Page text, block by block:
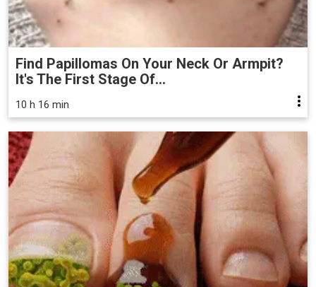
Find Papillomas On Your Neck Or Armpit?
It's The First Stage Of...
10 h 16 min